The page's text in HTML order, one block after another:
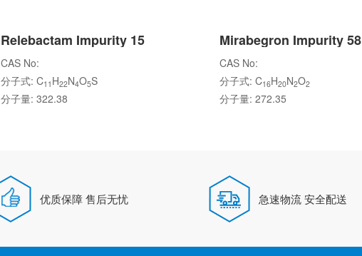
Relebactam Impurity 15
CAS No:
分子式: C11 H22N4O5S
分子量: 322.38
Mirabegron Impurity 58
CAS No:
分子式: C16H20N2O2
分子量: 272.35
优质保障 售后无忧 急速物流 安全配送